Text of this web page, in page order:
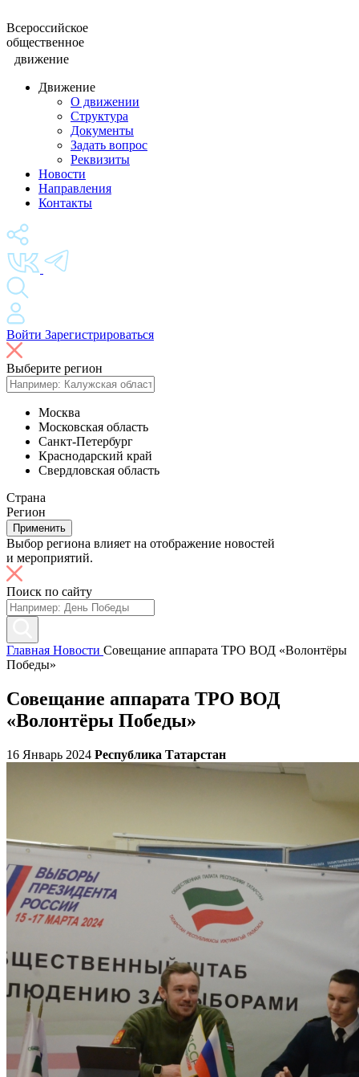
Всероссийское
общественное
движение
Движение
О движении
Структура
Документы
Задать вопрос
Реквизиты
Новости
Направления
Контакты
Войти Зарегистрироваться
Выберите регион
Москва
Московская область
Санкт-Петербург
Краснодарский край
Свердловская область
Страна
Регион
Применить
Выбор региона влияет на отображение новостей
и мероприятий.
Поиск по сайту
Главная Новости Совещание аппарата ТРО ВОД «Волонтёры
Победы»
Совещание аппарата ТРО ВОД
«Волонтёры Победы»
16 Январь 2024 Республика Татарстан